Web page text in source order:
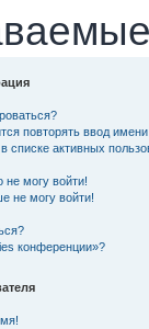
повторять ввод
списке активных
не могу войти!
не могу войти!
конференции»?